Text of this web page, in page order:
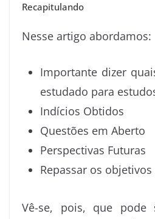
Recapitulando
Nesse artigo abordamos:
Importante dizer
estudado para
Indícios Obtidos
Questões em Aberto
Perspectivas Futuras
Repassar os
Vê-se, pois, que pode